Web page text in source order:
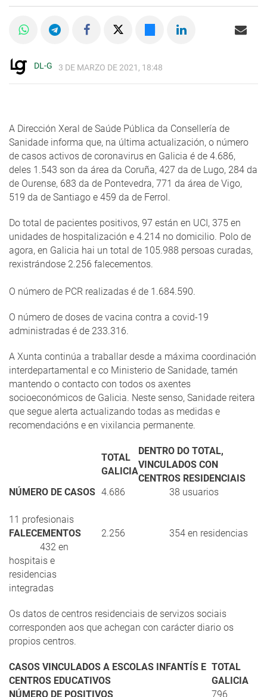
DL-G 3 DE MARZO DE 2021, 18:48
A Dirección Xeral de Saúde Pública da Consellería de
Sanidade informa que, na última actualización, o número
de casos activos de coronavirus en Galicia é de 4.686,
deles 1.543 son da área da Coruña, 427 da de Lugo, 284 da
de Ourense, 683 da de Pontevedra, 771 da área de Vigo,
519 da de Santiago e 459 da de Ferrol.
Do total de pacientes positivos, 97 están en UCI, 375 en
unidades de hospitalización e 4.214 no domicilio. Polo de
agora, en Galicia hai un total de 105.988 persoas curadas,
rexistrándose 2.256 falecementos.
O número de PCR realizadas é de 1.684.590.
O número de doses de vacina contra a covid-19
administradas é de 233.316.
A Xunta continúa a traballar desde a máxima coordinación
interdepartamental e co Ministerio de Sanidade, tamén
mantendo o contacto con todos os axentes
socioeconómicos de Galicia. Neste senso, Sanidade reitera
que segue alerta actualizando todas as medidas e
recomendacións e en vixilancia permanente.
TOTAL
GALICIA
DENTRO DO TOTAL,
VINCULADOS CON
CENTROS RESIDENCIAIS
NÚMERO DE CASOS 4.686 38 usuarios
11 profesionais
FALECEMENTOS
2.256
354 en residencias
432 en
hospitais e
residencias
integradas
Os datos de centros residenciais de servizos sociais
corresponden aos que achegan con carácter diario os
propios centros.
CASOS VINCULADOS A ESCOLAS INFANTÍS E
CENTROS EDUCATIVOS
TOTAL
GALICIA
NÚMERO DE POSITIVOS
796